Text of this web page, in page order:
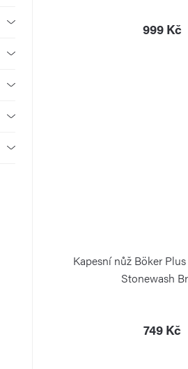
999 Kč
Kapesní nůž Böker
Stonewash
749 Kč